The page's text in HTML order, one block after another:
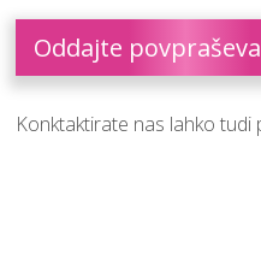
Oddajte
Konktaktirate nas lahko tudi